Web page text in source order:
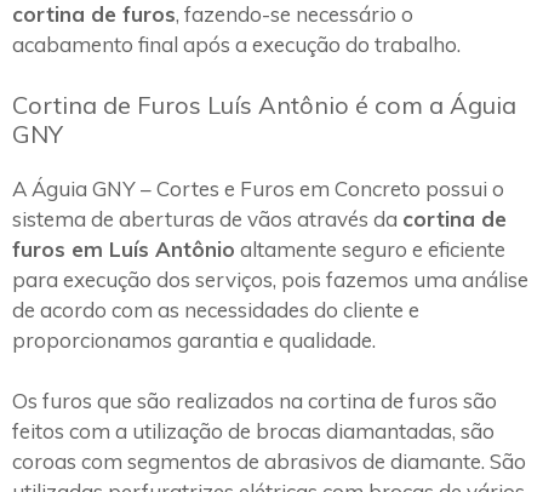
cortina de furos, fazendo-se necessário o
acabamento final após a execução do trabalho.
Cortina de Furos Luís Antônio é com a Águia
GNY
A Águia GNY – Cortes e Furos em Concreto possui o
sistema de aberturas de vãos através da cortina de
furos em Luís Antônio altamente seguro e eficiente
para execução dos serviços, pois fazemos uma análise
de acordo com as necessidades do cliente e
proporcionamos garantia e qualidade.
Os furos que são realizados na cortina de furos são
feitos com a utilização de brocas diamantadas, são
coroas com segmentos de abrasivos de diamante. São